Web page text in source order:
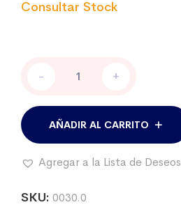
yugular,
para
extraccion
cantidad
- +
AÑADIR AL CARRITO
Agregar a la Lista de Deseos
SKU: 0030.0